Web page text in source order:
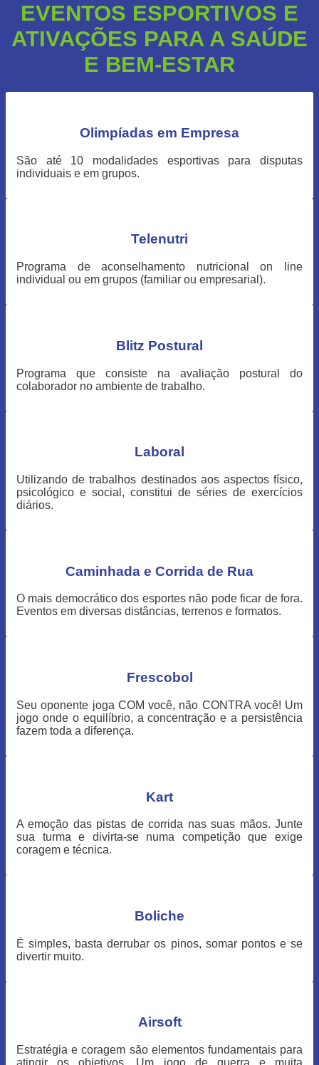
EVENTOS ESPORTIVOS E
ATIVAÇÕES PARA A SAÚDE
E BEM-ESTAR
Olimpíadas em Empresa
São até 10 modalidades esportivas para disputas
individuais e em grupos.
Telenutri
Programa de aconselhamento nutricional on line
individual ou em grupos (familiar ou empresarial).
Blitz Postural
Programa que consiste na avaliação postural do
colaborador no ambiente de trabalho.
Laboral
Utilizando de trabalhos destinados aos aspectos físico,
psicológico e social, constitui de séries de exercícios
diários.
Caminhada e Corrida de Rua
O mais democrático dos esportes não pode ficar de fora.
Eventos em diversas distâncias, terrenos e formatos.
Frescobol
Seu oponente joga COM você, não CONTRA você! Um
jogo onde o equilíbrio, a concentração e a persistência
fazem toda a diferença.
Kart
A emoção das pistas de corrida nas suas mãos. Junte
sua turma e divirta-se numa competição que exige
coragem e técnica.
Boliche
É simples, basta derrubar os pinos, somar pontos e se
divertir muito.
Airsoft
Estratégia e coragem são elementos fundamentais para